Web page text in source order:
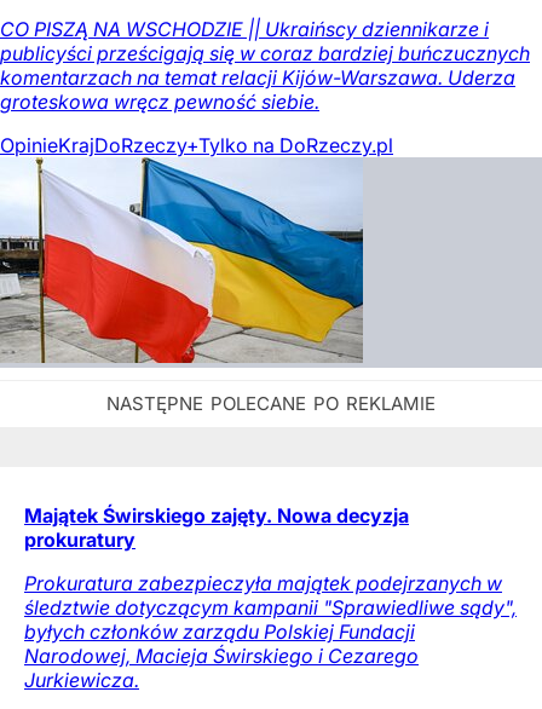
CO PISZĄ NA WSCHODZIE || Ukraińscy dziennikarze i
publicyści prześcigają się w coraz bardziej buńczucznych
komentarzach na temat relacji Kijów-Warszawa. Uderza
groteskowa wręcz pewność siebie.
OpinieKrajDoRzeczy+Tylko na DoRzeczy.pl
Majątek Świrskiego zajęty. Nowa decyzja
prokuratury
Prokuratura zabezpieczyła majątek podejrzanych w
śledztwie dotyczącym kampanii "Sprawiedliwe sądy",
byłych członków zarządu Polskiej Fundacji
Narodowej, Macieja Świrskiego i Cezarego
Jurkiewicza.